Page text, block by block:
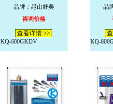
品牌：昆山舒美
咨询价格
查看详情 >>
KQ-600GKDV
品
KQ-